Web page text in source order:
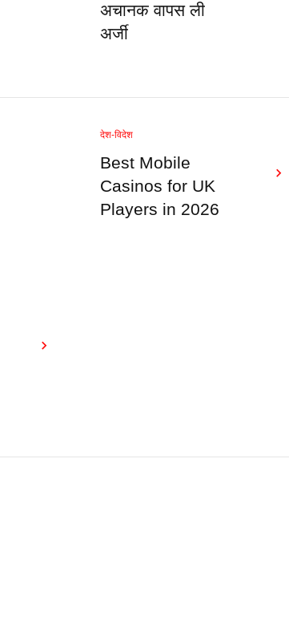
अचानक वापस ली
अर्जी
देश-विदेश
Best Mobile
Casinos for UK
Players in 2026